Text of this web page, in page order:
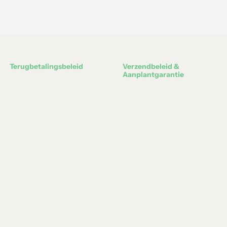
Terugbetalingsbeleid
Verzendbeleid &
Aanplantgarantie